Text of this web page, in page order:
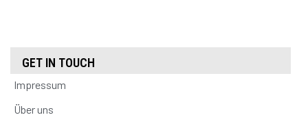
GET IN TOUCH
Impressum
Über uns